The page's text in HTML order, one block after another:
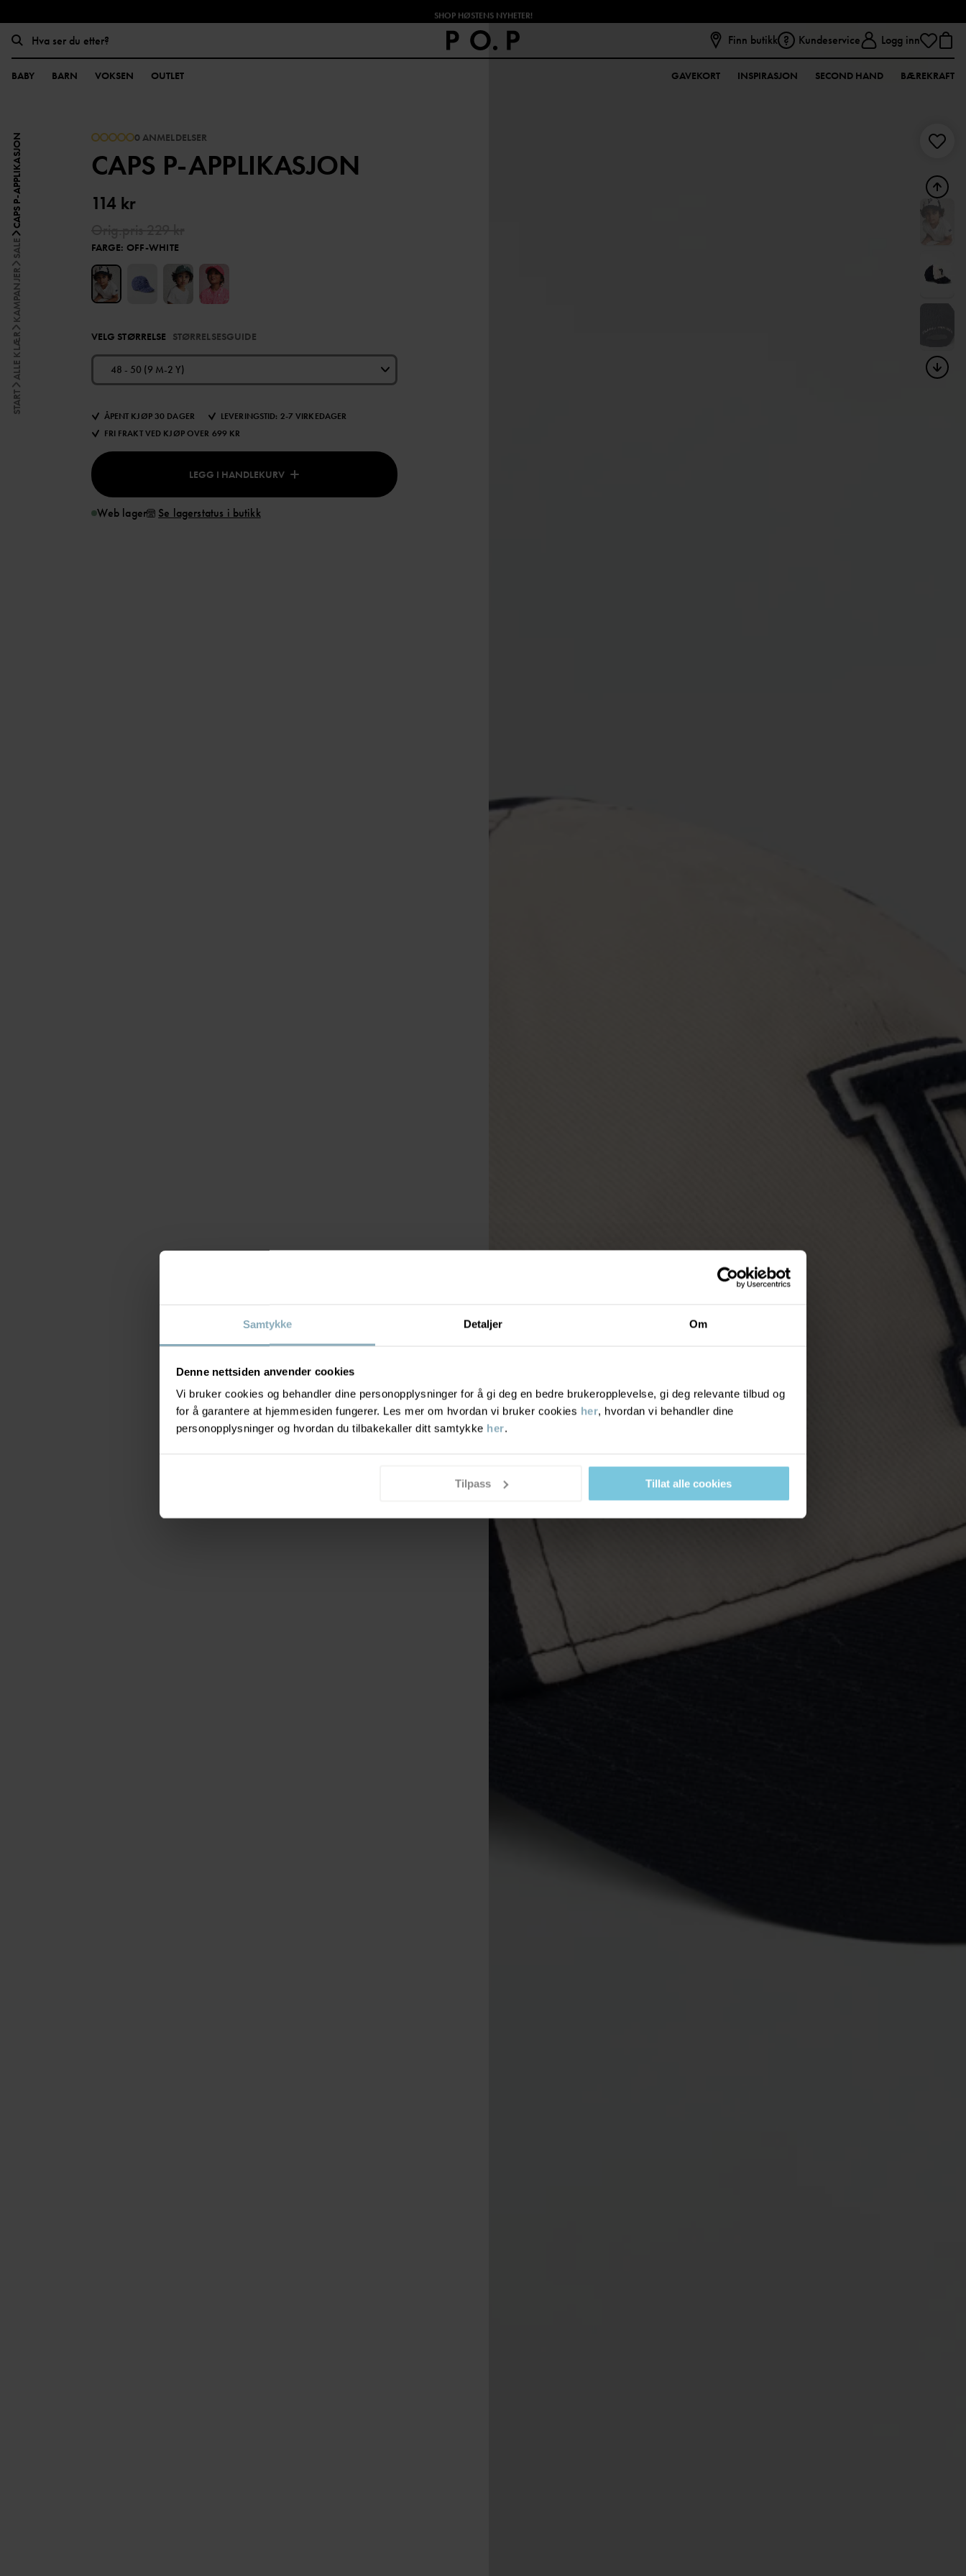
Samtykke Detaljer Om
Denne nettsiden anvender cookies
Vi bruker cookies og behandler dine personopplysninger for å gi deg en bedre brukeropplevelse, gi deg relevante tilbud og
for å garantere at hjemmesiden fungerer. Les mer om hvordan vi bruker cookies her, hvordan vi behandler dine
personopplysninger og hvordan du tilbakekaller ditt samtykke her.
Tilpass Tillat alle cookies
SHOP HØSTENS NYHETER!
Finn butikk Kundeservice Logg inn
BABY BARN VOKSEN OUTLET GAVEKORT INSPIRASJON SECOND HAND BÆREKRAFT
START
ALLE KLÆR
KAMPANJER
SALE
CAPS P-APPLIKASJON 0 ANMELDELSER
CAPS P-APPLIKASJON
114 kr
FARGE: OFF-WHITE
VELG STØRRELSE STØRRELSESGUIDE
48 - 50 (9 M-2 Y)
ÅPENT KJØP 30 DAGER
LEVERINGSTID: 2-7 VIRKEDAGER
FRI FRAKT VED KJØP OVER 699 KR
LEGG I HANDLEKURV
Web lager Se lagerstatus i butikk